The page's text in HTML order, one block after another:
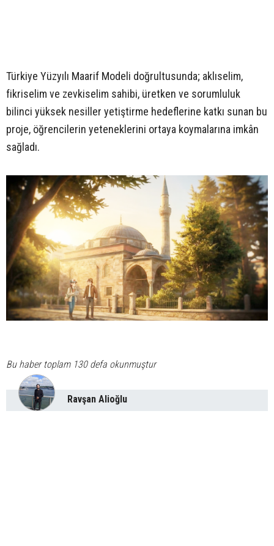
Türkiye Yüzyılı Maarif Modeli doğrultusunda; aklıselim,
fikriselim ve zevkiselim sahibi, üretken ve sorumluluk
bilinci yüksek nesiller yetiştirme hedeflerine katkı sunan bu
proje, öğrencilerin yeteneklerini ortaya koymalarına imkân
sağladı.
Bu haber toplam 130 defa okunmuştur
Ravşan Alioğlu